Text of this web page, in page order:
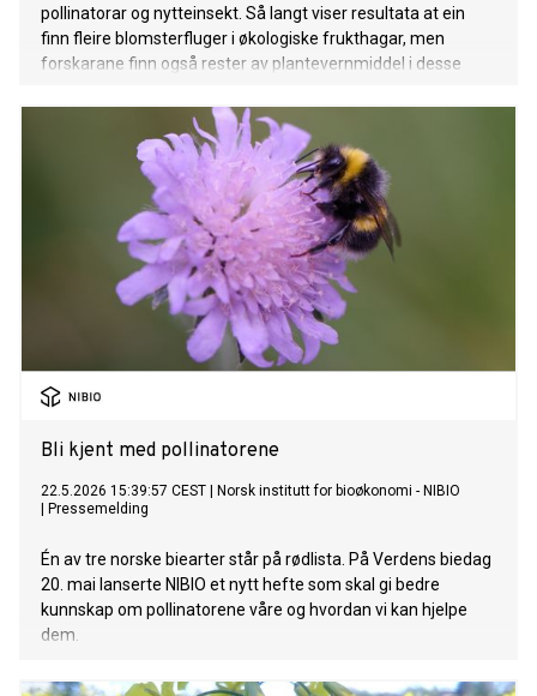
pollinatorar og nytteinsekt. Så langt viser resultata at ein
finn fleire blomsterfluger i økologiske frukthagar, men
forskarane finn også rester av plantevernmiddel i desse
Bli kjent med pollinatorene
22.5.2026 15:39:57 CEST
Norsk institutt for bioøkonomi - NIBIO
Pressemelding
Én av tre norske biearter står på rødlista. På Verdens biedag
20. mai lanserte NIBIO et nytt hefte som skal gi bedre
kunnskap om pollinatorene våre og hvordan vi kan hjelpe
dem.